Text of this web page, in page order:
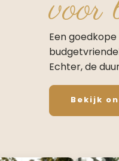
Een
Echter, de
Bekijk